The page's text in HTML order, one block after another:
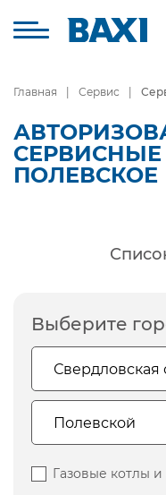
Главная Сервис
СЕРВИСНЫЕ
ПОЛЕВСКОЕ
Выберите
Газовые котлы